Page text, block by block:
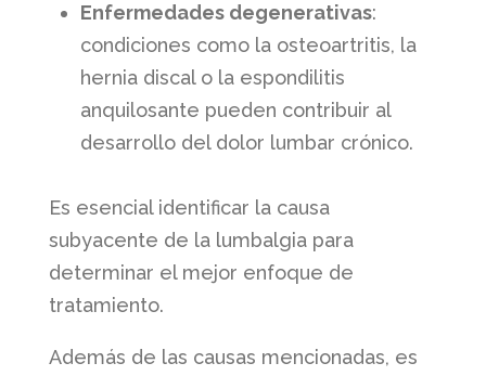
Enfermedades degenerativas:
condiciones como la osteoartritis, la
hernia discal o la espondilitis
anquilosante pueden contribuir al
desarrollo del dolor lumbar crónico.
Es esencial identificar la causa
subyacente de la lumbalgia para
determinar el mejor enfoque de
tratamiento.
Además de las causas mencionadas, es